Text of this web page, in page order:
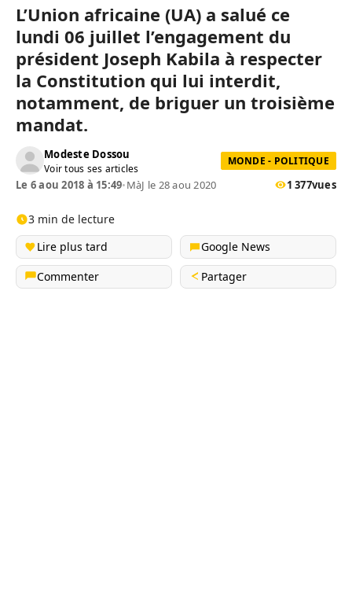
L’Union africaine (UA) a salué ce
lundi 06 juillet l’engagement du
président Joseph Kabila à respecter
la Constitution qui lui interdit,
notamment, de briguer un troisième
mandat.
Modeste Dossou
Voir tous ses articles
MONDE - POLITIQUE
Le 6 aou 2018 à 15:49•MàJ le 28 aou 2020 1 377vues
3 min de lecture
Lire plus tard
Google News
Commenter
Partager